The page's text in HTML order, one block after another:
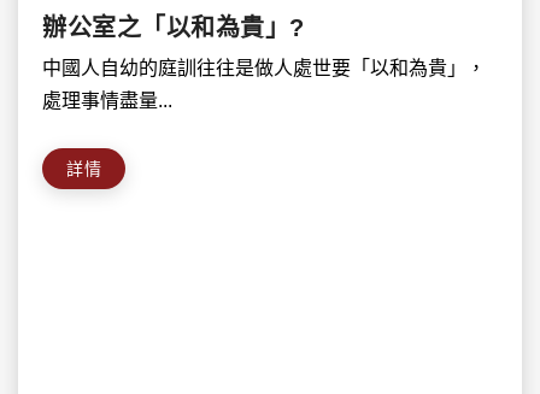
辦公室之「以和為貴」?
中國人自幼的庭訓往往是做人處世要「以和為貴」，
處理事情盡量...
詳情